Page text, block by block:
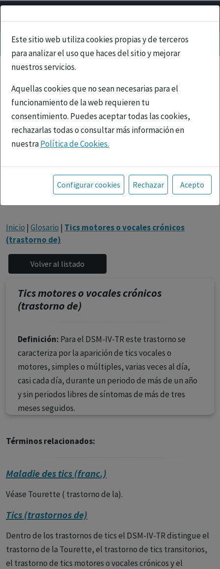
Este sitio web utiliza cookies propias y de terceros
para analizar el uso que haces del sitio y mejorar
nuestros servicios.
Aquellas cookies que no sean necesarias para el
funcionamiento de la web requieren tu
consentimiento. Puedes aceptar todas las cookies,
rechazarlas todas o consultar más información en
nuestraPolítica de Cookies.
Toda la información incluida en la Página Web está
referida a productos del mercado español y, por
tanto, dirigida a profesionales sanitarios legalmente
facultados para prescribir o dispensar medicamentos
con ejercicio profesional. La información técnica de los
fármacos se facilita a título meramente informativo,
facultados prescribir medicamentos y decidir, en cada
caso concreto, el tratamiento más adecuado a las
necesidades del paciente.
Configurar cookies Rechazar Acepto
Inicio | Glosario | Tics motores o vocales crónicos
(trastorno de)
Tics motores o vocales crónicos
(trastorno de)
Definición: Para el DSM-IV-TR este trastorno se
caracteriza por la aparición de tics vocales o
motores, simples o múltiples, varias veces al día,
casi cada día, durante un periodo de más de un año
y sin periodos libres de síntomas de más de tres
meses seguidos.
Términos relacionados:
Maladie des tics (franc.)
Véase Tourette ( trastorno de la).
Tics (trastornos de)
Dentro de los trastornos de tics el DSM-IV-TR distingue el
trastorno de la Tourette, el trastorno de tics transitorios,
el trastorno de tics motores o vocales crónicos y el